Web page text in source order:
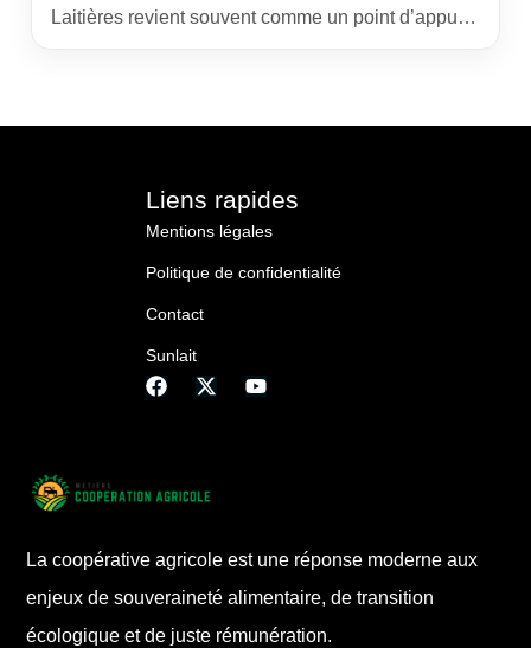
Laitières revient souvent comme un point d’appui.
La coopérative agricole est une réponse moderne aux
enjeux de souveraineté alimentaire, de transition
écologique et de juste rémunération.
Liens rapides
Mentions légales
Politique de confidentialité
Contact
Sunlait